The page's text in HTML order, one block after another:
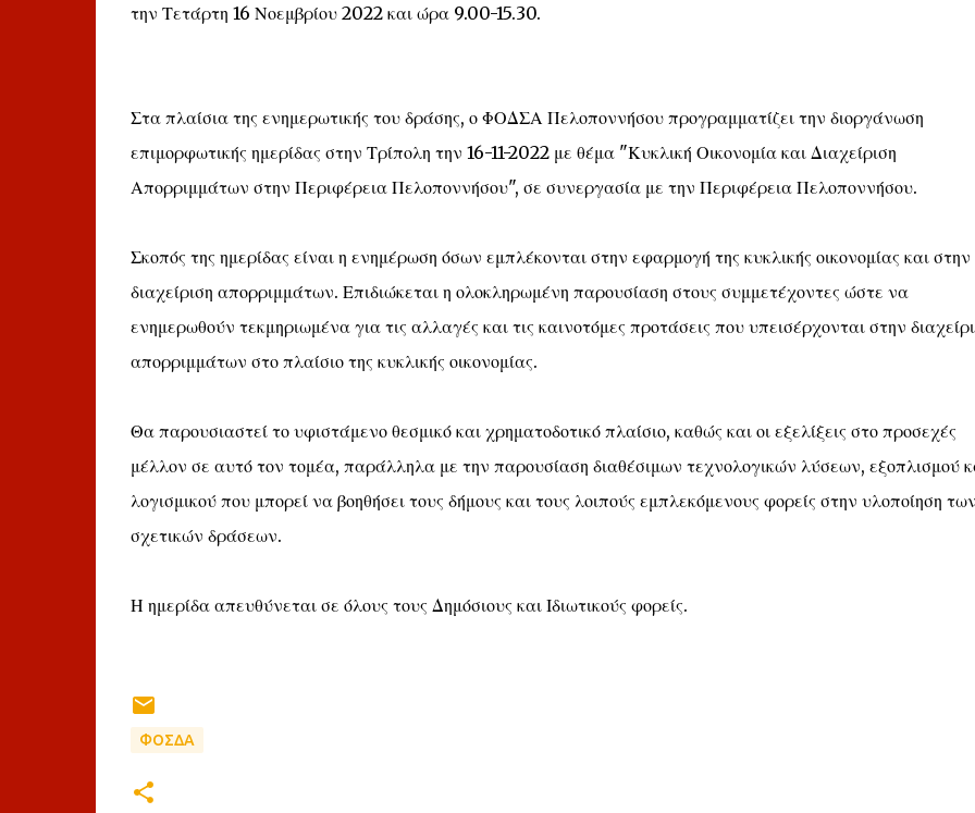
την Τετάρτη 16 Νοεμβρίου 2022 και ώρα 9.00-15.30.
Στα πλαίσια της ενημερωτικής του δράσης, ο ΦΟΔΣΑ Πελοποννήσου προγραμματίζει την διοργάνωση
επιμορφωτικής ημερίδας στην Τρίπολη την 16-11-2022 με θέμα "Κυκλική Οικονομία και Διαχείριση
Απορριμμάτων στην Περιφέρεια Πελοποννήσου", σε συνεργασία με την Περιφέρεια Πελοποννήσου.
Σκοπός της ημερίδας είναι η ενημέρωση όσων εμπλέκονται στην εφαρμογή της κυκλικής οικονομίας και στην
διαχείριση απορριμμάτων. Επιδιώκεται η ολοκληρωμένη παρουσίαση στους συμμετέχοντες ώστε να
ενημερωθούν τεκμηριωμένα για τις αλλαγές και τις καινοτόμες προτάσεις που υπεισέρχονται στην
απορριμμάτων στο πλαίσιο της κυκλικής οικονομίας.
Θα παρουσιαστεί το υφιστάμενο θεσμικό και χρηματοδοτικό πλαίσιο, καθώς και οι εξελίξεις στο προσεχές
μέλλον σε αυτό τον τομέα, παράλληλα με την παρουσίαση διαθέσιμων τεχνολογικών λύσεων, εξοπλισμού
λογισμικού που μπορεί να βοηθήσει τους δήμους και τους λοιπούς εμπλεκόμενους φορείς στην υλοποίηση
σχετικών δράσεων.
Η ημερίδα απευθύνεται σε όλους τους Δημόσιους και Ιδιωτικούς φορείς.
ΦΟΣΔΑ